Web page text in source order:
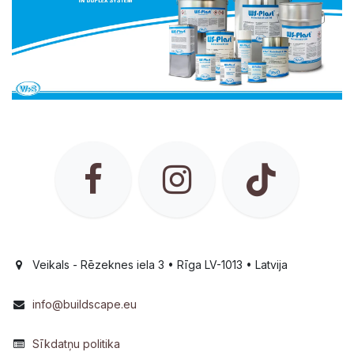
Veikals - Rēzeknes iela 3 • Rīga LV-1013 • Latvija
info@buildscape.eu
Sīkdatņu politika